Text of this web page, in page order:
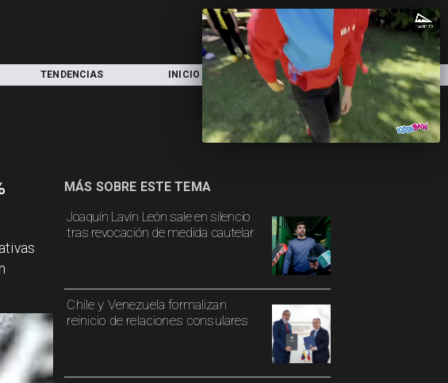
TENDENCIAS INICIO LOCAL NACIONAL
Joaquín Lavín León sale en silencio
tras revocación de medida cautelar
Chile y Venezuela formalizan
reinicio de relaciones consulares
MÁS SOBRE ESTE TEMA